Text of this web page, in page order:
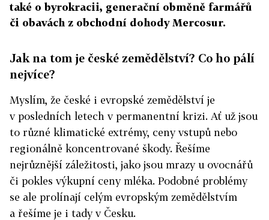
také o byrokracii, generační obměně farmářů
či obavách z obchodní dohody Mercosur.
Jak na tom je české zemědělství? Co ho pálí
nejvíce?
Myslím, že české i evropské zemědělství je
v posledních letech v permanentní krizi. Ať už jsou
to různé klimatické extrémy, ceny vstupů nebo
regionálně koncentrované škody. Řešíme
nejrůznější záležitosti, jako jsou mrazy u ovocnářů
či pokles výkupní ceny mléka. Podobné problémy
se ale prolínají celým evropským zemědělstvím
a řešíme je i tady v Česku.